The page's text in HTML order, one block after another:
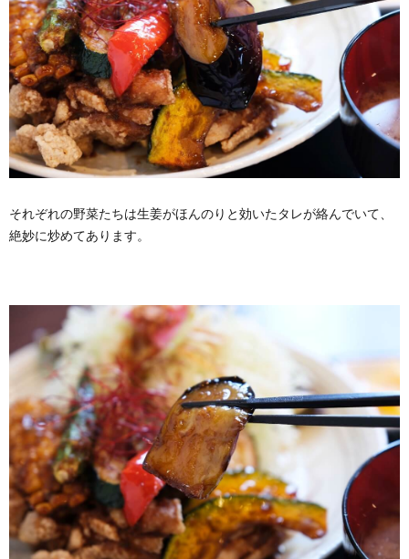
それぞれの野菜たちは生姜がほんのりと効いたタレが絡んでいて、
絶妙に炒めてあります。